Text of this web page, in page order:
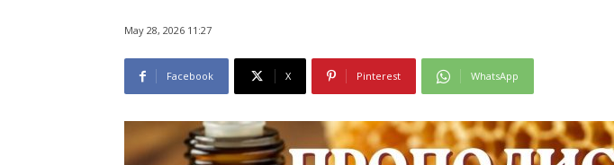
May 28, 2026 11:27
Facebook X Pinterest WhatsApp